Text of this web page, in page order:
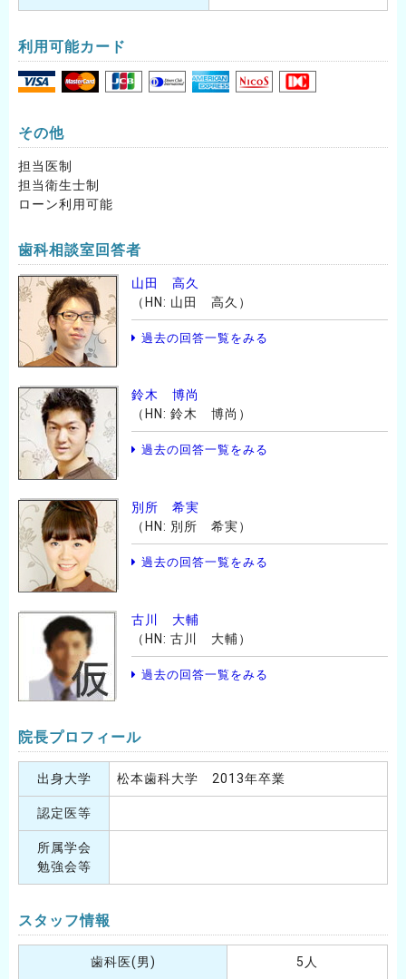
利用可能カード
その他
担当医制
担当衛生士制
ローン利用可能
歯科相談室回答者
山田 高久
（HN: 山田 高久）
過去の回答一覧をみる
鈴木 博尚
（HN: 鈴木 博尚）
過去の回答一覧をみる
別所 希実
（HN: 別所 希実）
過去の回答一覧をみる
古川 大輔
（HN: 古川 大輔）
過去の回答一覧をみる
院長プロフィール
出身大学 松本歯科大学 2013年卒業
認定医等
所属学会
勉強会等
スタッフ情報
歯科医(男) 5人